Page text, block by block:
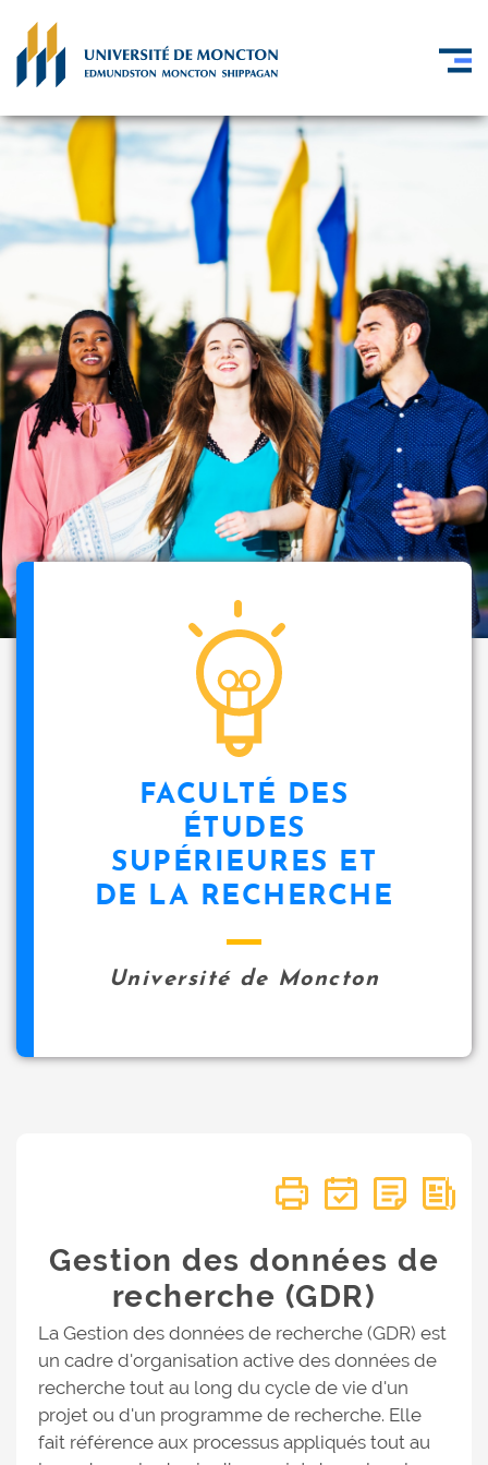
FACULTÉ DES
ÉTUDES
SUPÉRIEURES ET
DE LA RECHERCHE
Université de Moncton
Gestion des données de
recherche (GDR)
La Gestion des données de recherche (GDR) est
un cadre d'organisation active des données de
recherche tout au long du cycle de vie d'un
projet ou d'un programme de recherche. Elle
fait référence aux processus appliqués tout au